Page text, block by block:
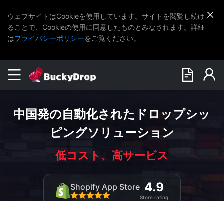
ウェブサイトはCookieを使用しています。サイトを閲覧し続け
ることで、Cookieの使用に同意したものとみなされます。詳細
はプライバシーポリシーをご覧ください。
中国発の自動化されたドロップシッ
ピングソリューション
低コスト、高サービス
Shopify App Store 4.9
Store rating